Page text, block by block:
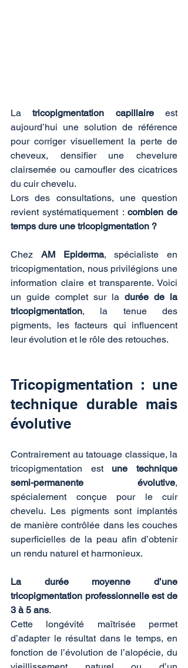
La tricopigmentation capillaire est
aujourd’hui une solution de référence
pour corriger visuellement la perte de
cheveux, densifier une chevelure
clairsemée ou camoufler des cicatrices
du cuir chevelu.
Lors des consultations, une question
revient systématiquement : combien de
temps dure une tricopigmentation ?
Chez AM Epiderma, spécialiste en
tricopigmentation, nous privilégions une
information claire et transparente. Voici
un guide complet sur la durée de la
tricopigmentation, la tenue des
pigments, les facteurs qui influencent
leur évolution et le rôle des retouches.
Tricopigmentation : une
technique durable mais
évolutive
Contrairement au tatouage classique, la
tricopigmentation est une technique
semi-permanente évolutive,
spécialement conçue pour le cuir
chevelu. Les pigments sont implantés
de manière contrôlée dans les couches
superficielles de la peau afin d’obtenir
un rendu naturel et harmonieux.
La durée moyenne d’une
tricopigmentation professionnelle est de
3 à 5 ans.
Cette longévité maîtrisée permet
d’adapter le résultat dans le temps, en
fonction de l’évolution de l’alopécie, du